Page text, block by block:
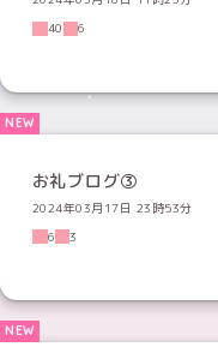
40
6
お礼ブログ③
2024年03月17日 23時53分
6
3